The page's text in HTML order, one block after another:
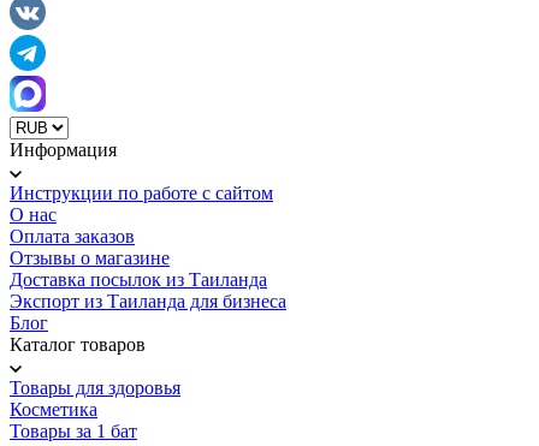
Информация
Инструкции по работе с сайтом
О нас
Оплата заказов
Отзывы о магазине
Доставка посылок из Таиланда
Экспорт из Таиланда для бизнеса
Блог
Каталог товаров
Товары для здоровья
Косметика
Товары за 1 бат